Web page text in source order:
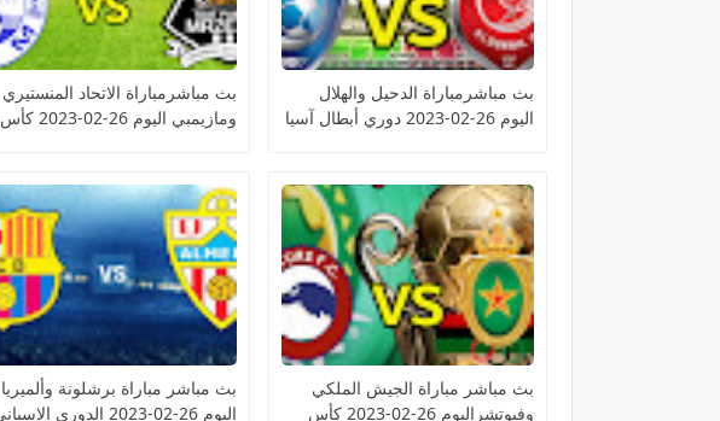
بث مباشرمباراة الدحيل والهلال
اليوم 26-02-2023 دوري أبطال آسيا
بث مباشرمباراة الاتحاد المنستيري
ومازيمبي اليوم 26-02-2023 كأس
بث مباشر مباراة الجيش الملكي
وفيوتشراليوم 26-02-2023 كأس
بث مباشر مباراة برشلونة وألميريا
اليوم 26-02-2023 الدوري الإسباني